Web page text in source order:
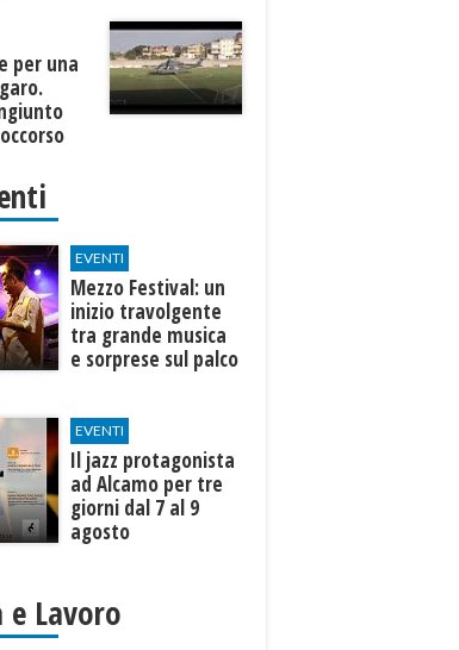
per una
EVENTI
Mezzo Festival: un
inizio travolgente
tra grande musica
e sorprese sul palco
EVENTI
Il jazz protagonista
ad Alcamo per tre
giorni dal 7 al 9
agosto
e Lavoro